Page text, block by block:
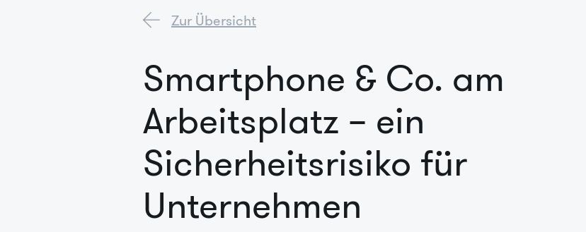
Zur Übersicht
Smartphone & Co. am
Arbeitsplatz – ein
Sicherheitsrisiko für
Unternehmen